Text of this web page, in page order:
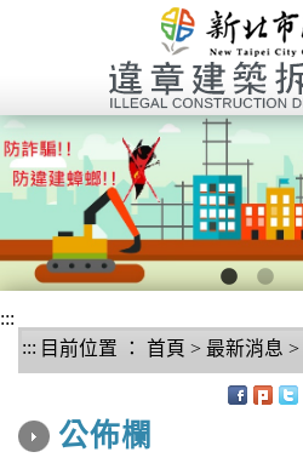
1
:::
::: 目前位置 ： 首頁 > 最新消息 >
公佈欄